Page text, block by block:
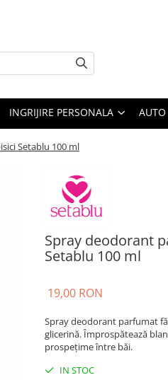
INGRIJIRE PERSONALA AUTO
Setablu 100 ml
Spray deodorant
Setablu 100 ml
19,00 RON
Spray deodorant parfumat
glicerină. Împrospătează
prospețime între băi.
IN STOC